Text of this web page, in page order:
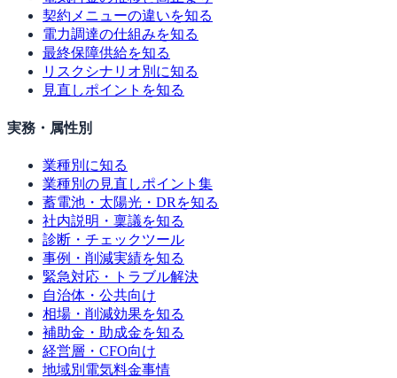
契約メニューの違いを知る
電力調達の仕組みを知る
最終保障供給を知る
リスクシナリオ別に知る
見直しポイントを知る
実務・属性別
業種別に知る
業種別の見直しポイント集
蓄電池・太陽光・DRを知る
社内説明・稟議を知る
診断・チェックツール
事例・削減実績を知る
緊急対応・トラブル解決
自治体・公共向け
相場・削減効果を知る
補助金・助成金を知る
経営層・CFO向け
地域別電気料金事情